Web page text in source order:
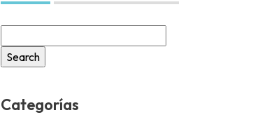
for:
Categorías